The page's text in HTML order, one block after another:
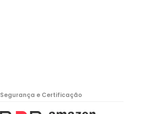
Segurança e Certificação